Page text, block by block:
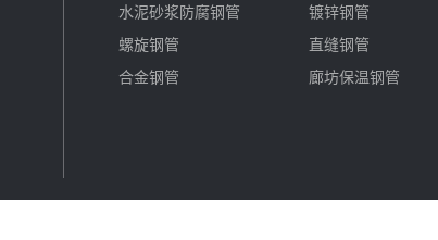
水泥砂浆防腐钢管
镀锌钢管
螺旋钢管
直缝钢管
合金钢管
廊坊保温钢管